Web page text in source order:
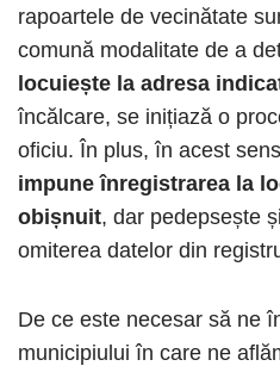
rapoartele de vecinătate
comună modalitate de a
locuiește la adresa
încălcare, se inițiază o
oficiu. În plus, în acest
impune înregistrarea la
obișnuit, dar pedepsește
omiterea datelor din
De ce este necesar să ne
municipiului în care ne